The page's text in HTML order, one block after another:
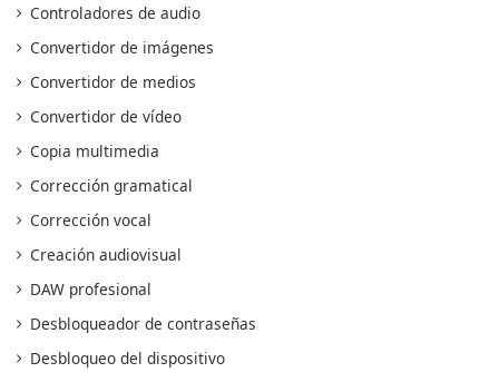
Controladores de audio
Convertidor de imágenes
Convertidor de medios
Convertidor de vídeo
Copia multimedia
Corrección gramatical
Corrección vocal
Creación audiovisual
DAW profesional
Desbloqueador de contraseñas
Desbloqueo del dispositivo